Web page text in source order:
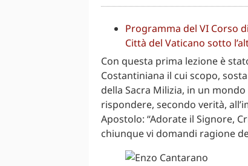
Programma del VI Corso
Città del Vaticano sotto
Con questa prima lezione è
Costantiniana il cui scopo,
della Sacra Milizia, in un
rispondere, secondo verità,
Apostolo: “Adorate il Signore,
chiunque vi domandi ragione